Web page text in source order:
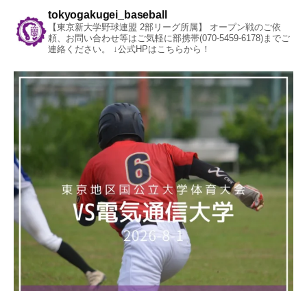
tokyogakugei_baseball
【東京新大学野球連盟 2部リーグ所属】
オープン戦のご依
頼、お問い合わせ等はご気軽に部携帯(070-5459-6178)までご
連絡ください。
↓公式HPはこちらから！